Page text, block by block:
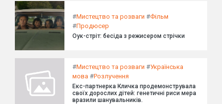
#Мистецтво та розваги #Фільм
#Продюсер
Оук-стріт: бесіда з режисером стрічки
#Мистецтво та розваги #Українська
мова #Розлучення
Екс-партнерка Кличка продемонструвала
своїх дорослих дітей: генетичні риси мера
вразили шанувальників.